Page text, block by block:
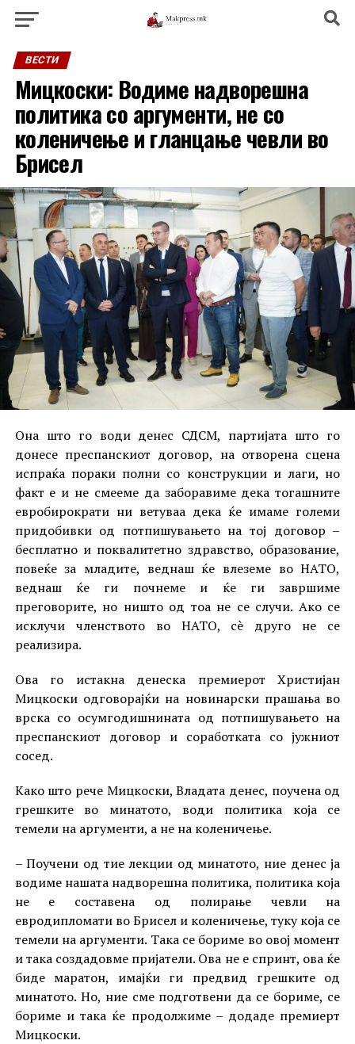
ВЕСТИ
Мицкоски: Водиме надворешна
политика со аргументи, не со
коленичење и гланцање чевли во
Брисел
Она што го води денес СДСМ, партијата што го
донесе преспанскиот договор, на отворена сцена
испраќа пораки полни со конструкции и лаги, но
факт е и не смееме да заборавиме дека тогашните
евробирократи ни ветуваа дека ќе имаме големи
придобивки од потпишувањето на тој договор –
бесплатно и поквалитетно здравство, образование,
повеќе за младите, веднаш ќе влеземе во НАТО,
веднаш ќе ги почнеме и ќе ги завршиме
преговорите, но ништо од тоа не се случи. Ако се
исклучи членството во НАТО, сè друго не се
реализира.
Ова го истакна денеска премиерот Христијан
Мицкоски одговорајќи на новинарски прашања во
врска со осумгодишнината од потпишувањето на
преспанскиот договор и соработката со јужниот
сосед.
Како што рече Мицкоски, Владата денес, поучена од
грешките во минатото, води политика која се
темели на аргументи, а не на коленичење.
– Поучени од тие лекции од минатото, ние денес ја
водиме нашата надворешна политика, политика која
не е составена од полирање чевли на
евродипломати во Брисел и коленичење, туку која се
темели на аргументи. Така се бориме во овој момент
и така создадовме пријатели. Ова не е спринт, ова ќе
биде маратон, имајќи ги предвид грешките од
минатото. Но, ние сме подготвени да се бориме, се
бориме и така ќе продолжиме – додаде премиерт
Мицкоски.